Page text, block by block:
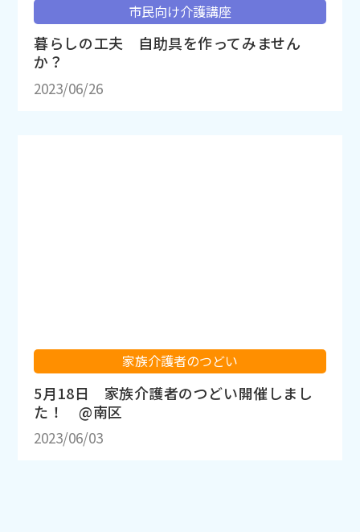
市民向け介護講座
暮らしの工夫 自助具を作ってみません
か？
2023/06/26
家族介護者のつどい
5月18日 家族介護者のつどい開催しまし
た！ @南区
2023/06/03